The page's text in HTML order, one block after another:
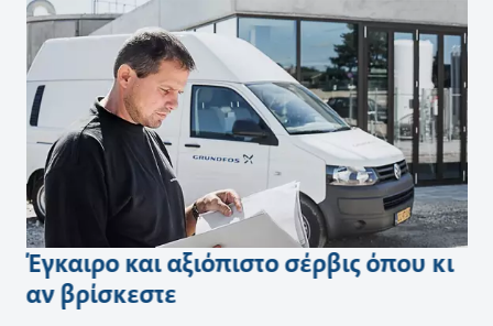
Έγκαιρο και αξιόπιστο σέρβις όπου κι
αν βρίσκεστε